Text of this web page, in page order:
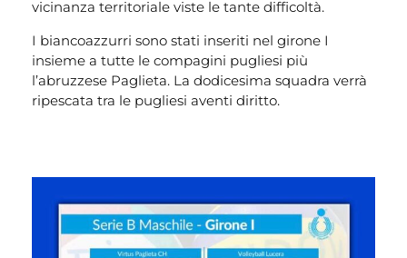
vicinanza territoriale viste le tante difficoltà.
I biancoazzurri sono stati inseriti nel girone I
insieme a tutte le compagini pugliesi più
l’abruzzese Paglieta. La dodicesima squadra verrà
ripescata tra le pugliesi aventi diritto.